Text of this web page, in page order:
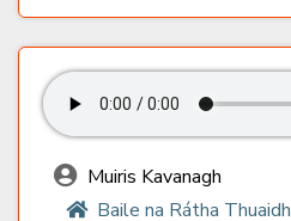
Muiris Kavanagh
Baile na Rátha Thuaidh